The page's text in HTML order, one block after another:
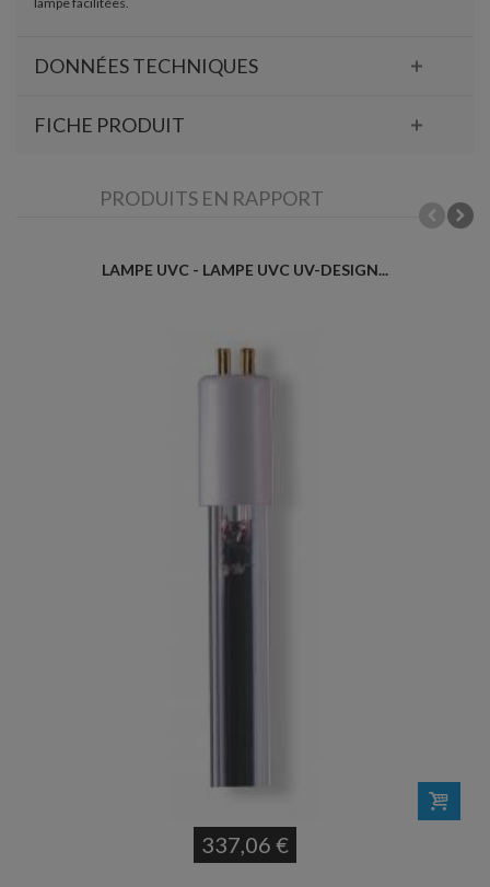
DONNÉES TECHNIQUES
FICHE PRODUIT
PRODUITS EN RAPPORT
LAMPE UVC - LAMPE UVC UV-DESIGN...
337,06 €